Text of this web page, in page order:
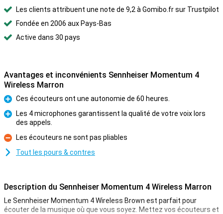
Les clients attribuent une note de 9,2 à Gomibo.fr sur Trustpilot
Fondée en 2006 aux Pays-Bas
Active dans 30 pays
Avantages et inconvénients Sennheiser Momentum 4
Wireless Marron
Pour
Ces écouteurs ont une autonomie de 60 heures.
Pour
Les 4 microphones garantissent la qualité de votre voix lors
des appels.
Contre
Les écouteurs ne sont pas pliables
Tout les pours & contres
Description du Sennheiser Momentum 4 Wireless Marron
Le Sennheiser Momentum 4 Wireless Brown est parfait pour
écouter de la musique où que vous soyez. Mettez vos écouteurs et